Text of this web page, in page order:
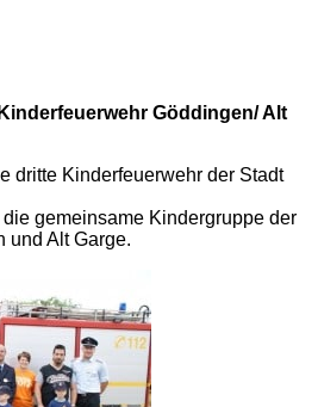
Göddingen/ Alt
dritte Kinderfeuerwehr der Stadt
die gemeinsame Kindergruppe der
und Alt Garge.